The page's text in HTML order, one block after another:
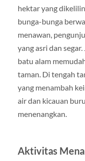
hektar yang
bunga-bunga
menawan,
yang asri dan
batu alam
taman. Di tengah
yang menambah
air dan kicauan
menenangkan.
Aktivitas